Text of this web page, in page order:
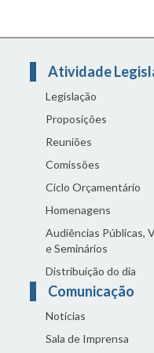
Atividade
Legislação
Proposições
Reuniões
Comissões
Ciclo Orçamentário
Homenagens
Audiências Públicas,
e Seminários
Distribuição do dia
Comunicação
Notícias
Sala de Imprensa